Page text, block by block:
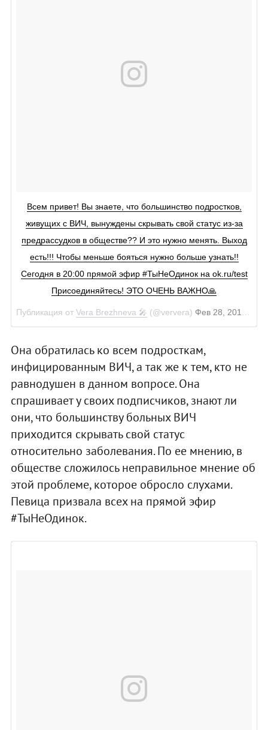
Всем привет! Вы знаете, что большинство подростков,
живущих с ВИЧ, вынуждены скрывать свой статус из-за
предрассудков в обществе?? И это нужно менять. Выход
есть!!! Чтобы меньше бояться нужно больше узнать!!
Сегодня в 20:00 прямой эфир #ТыНеОдинок на ok.ru/test
Присоединяйтесь! ЭТО ОЧЕНЬ ВАЖНО🙏
Публикация от Vera Brezhneva 🎤 (@ververa) Фев 28, 2018 в 7:26 PST
Она обратилась ко всем подросткам,
инфицированным ВИЧ, а так же к тем, кто не
равнодушен в данном вопросе. Она
спрашивает у своих подписчиков, знают ли
они, что большинству больных ВИЧ
приходится скрывать свой статус
относительно заболевания. По ее мнению, в
обществе сложилось неправильное мнение об
этой проблеме, которое обросло слухами.
Певица призвала всех на прямой эфир
#ТыНеОдинок.